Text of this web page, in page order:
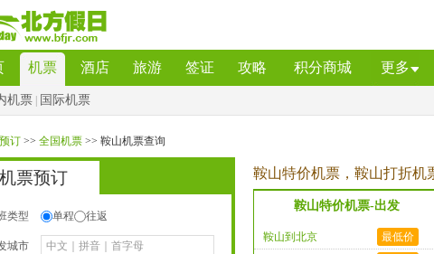
机票 酒店 旅游 签证 攻略 积分商城 更多
机票 国际机票
订 >> 全国机票 >>鞍山机票查询
机票预订
类型 单程 往返
城市
鞍山特价机票，鞍山打折机
鞍山特价机票-出发
鞍山到北京 最低价